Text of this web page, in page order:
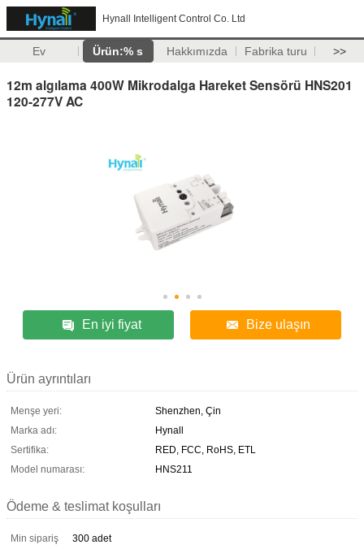
Hynall Intelligent Control Co. Ltd
Ev Ürün:% s Hakkımızda Fabrika turu >>
12m algılama 400W Mikrodalga Hareket Sensörü HNS201
120-277V AC
En iyi fiyat Bize ulaşın
Ürün ayrıntıları
Menşe yeri:
Shenzhen, Çin
Marka adı:
Hynall
Sertifika:
RED, FCC, RoHS, ETL
Model numarası:
HNS211
Ödeme & teslimat koşulları
Min sipariş
300 adet